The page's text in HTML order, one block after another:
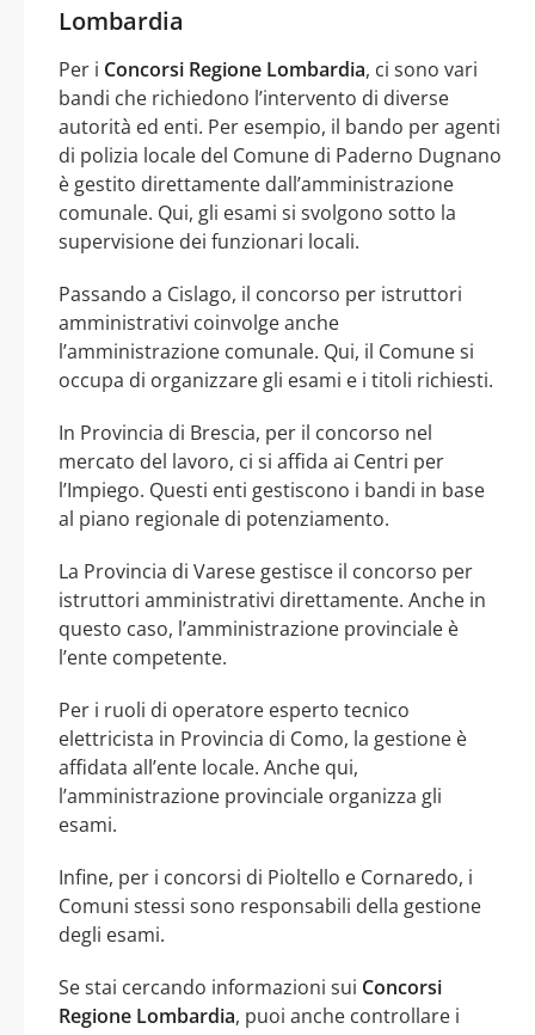
Lombardia
Per i Concorsi Regione Lombardia, ci sono vari
bandi che richiedono l’intervento di diverse
autorità ed enti. Per esempio, il bando per agenti
di polizia locale del Comune di Paderno Dugnano
è gestito direttamente dall’amministrazione
comunale. Qui, gli esami si svolgono sotto la
supervisione dei funzionari locali.
Passando a Cislago, il concorso per istruttori
amministrativi coinvolge anche
l’amministrazione comunale. Qui, il Comune si
occupa di organizzare gli esami e i titoli richiesti.
In Provincia di Brescia, per il concorso nel
mercato del lavoro, ci si affida ai Centri per
l’Impiego. Questi enti gestiscono i bandi in base
al piano regionale di potenziamento.
La Provincia di Varese gestisce il concorso per
istruttori amministrativi direttamente. Anche in
questo caso, l’amministrazione provinciale è
l’ente competente.
Per i ruoli di operatore esperto tecnico
elettricista in Provincia di Como, la gestione è
affidata all’ente locale. Anche qui,
l’amministrazione provinciale organizza gli
esami.
Infine, per i concorsi di Pioltello e Cornaredo, i
Comuni stessi sono responsabili della gestione
degli esami.
Se stai cercando informazioni sui Concorsi
Regione Lombardia, puoi anche controllare i